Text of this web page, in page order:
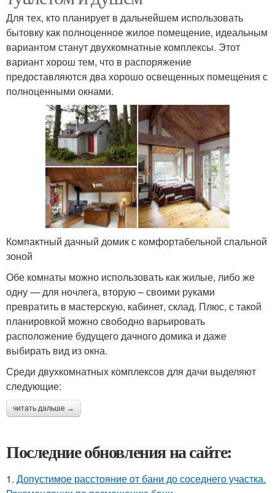
Для тех, кто планирует в дальнейшем использовать
бытовку как полноценное жилое помещение, идеальным
вариантом станут двухкомнатные комплексы. Этот
вариант хорош тем, что в распоряжение
предоставляются два хорошо освещенных помещения с
полноценными окнами.
Компактный дачный домик с комфортабельной спальной
зоной
Обе комнаты можно использовать как жилые, либо же
одну — для ночлега, вторую – своими руками
превратить в мастерскую, кабинет, склад. Плюс, с такой
планировкой можно свободно варьировать
расположение будущего дачного домика и даже
выбирать вид из окна.
Среди двухкомнатных комплексов для дачи выделяют
следующие:
читать дальше →
Последние обновления на сайте:
1. Допустимое расстояние от бани до соседнего участка.